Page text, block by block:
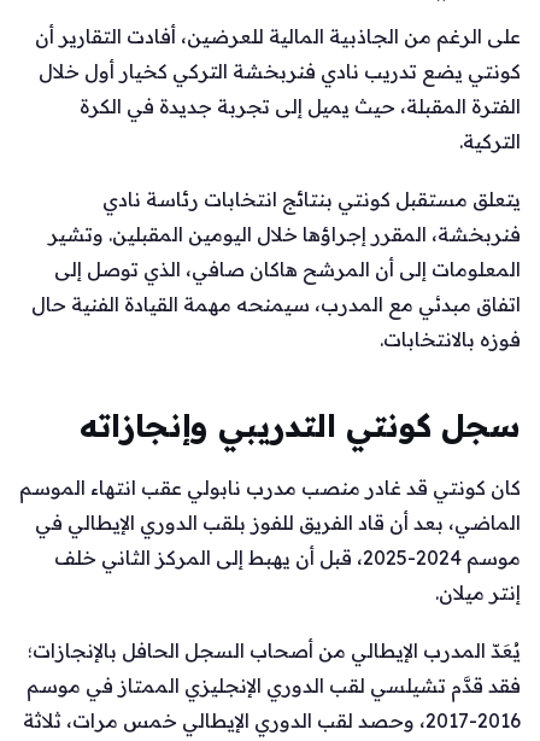
على الرغم من الجاذبية المالية للعرضين، أفادت التقارير أن
كونتي يضع تدريب نادي فنربخشة التركي كخيار أول خلال
الفترة المقبلة، حيث يميل إلى تجربة جديدة في الكرة
التركية.
يتعلق مستقبل كونتي بنتائج انتخابات رئاسة نادي
فنربخشة، المقرر إجراؤها خلال اليومين المقبلين. وتشير
المعلومات إلى أن المرشح هاكان صافي، الذي توصل إلى
اتفاق مبدئي مع المدرب، سيمنحه مهمة القيادة الفنية حال
فوزه بالانتخابات.
سجل كونتي التدريبي وإنجازاته
كان كونتي قد غادر منصب مدرب نابولي عقب انتهاء الموسم
الماضي، بعد أن قاد الفريق للفوز بلقب الدوري الإيطالي في
موسم 2024-2025، قبل أن يهبط إلى المركز الثاني خلف
إنتر ميلان.
يُعَدّ المدرب الإيطالي من أصحاب السجل الحافل بالإنجازات؛
فقد قدَّم تشيلسي لقب الدوري الإنجليزي الممتاز في موسم
2016-2017، وحصد لقب الدوري الإيطالي خمس مرات، ثلاثة